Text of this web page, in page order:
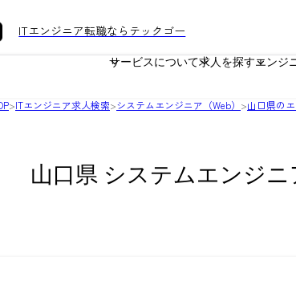
ITエンジニア転職ならテックゴー
サービスについて求人を探すエンジ
>ITエンジニア求人検索>システムエンジニア（Web） >山口県の
山口県 システムエンジニ